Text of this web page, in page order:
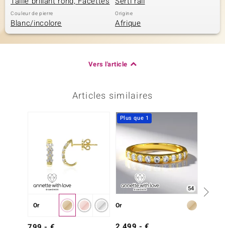
Couleur de pierre
Blanc/incolore
Origine
Afrique
Vers l'article
Articles similaires
Or
Plus que 1
54
Or